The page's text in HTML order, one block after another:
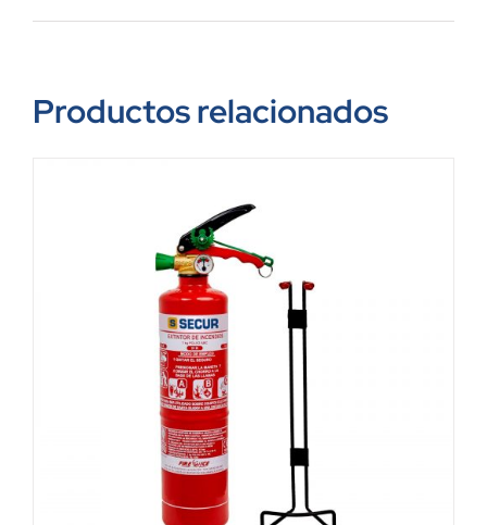
Productos relacionados